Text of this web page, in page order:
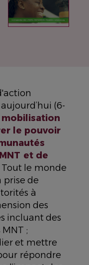
(6-
mobilisation
le pouvoir
et de
Tout le monde
prise de
à
des
incluant des
;
et mettre
répondre